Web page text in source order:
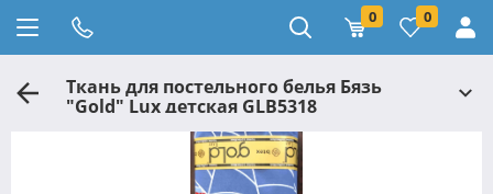
0 0
Ткань для постельного белья Бязь
"Gold" Lux детская GLB5318